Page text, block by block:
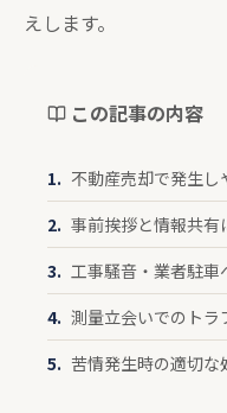
えします。
この記事の内容
不動産売却で発生
事前挨拶と情報共有
工事騒音・業者駐
測量立会いでのトラ
苦情発生時の適切な